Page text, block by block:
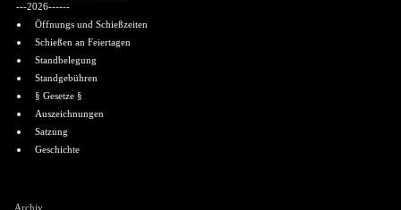
---2026------
Öffnungs und Schießzeiten
Schießen an Feiertagen
Standbelegung
Standgebühren
§ Gesetze §
Auszeichnungen
Satzung
Geschichte
Archiv